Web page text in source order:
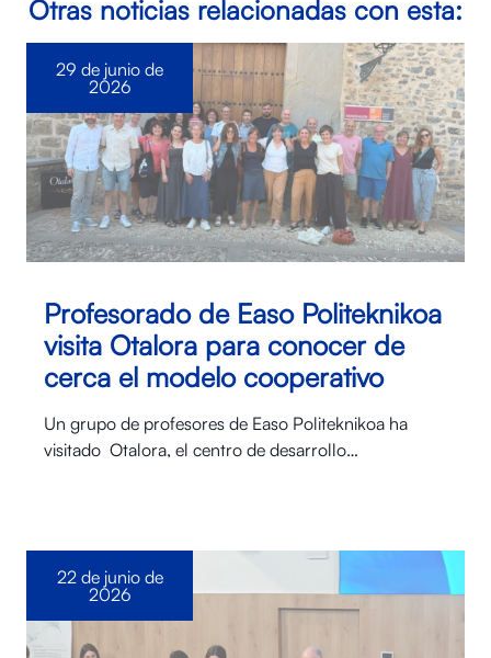
Otras noticias relacionadas con esta:
Profesorado de Easo Politeknikoa
visita Otalora para conocer de
cerca el modelo cooperativo
Un grupo de profesores de Easo Politeknikoa ha
visitado Otalora⁠, el centro de desarrollo…
29 de junio de
2026
22 de junio de
2026